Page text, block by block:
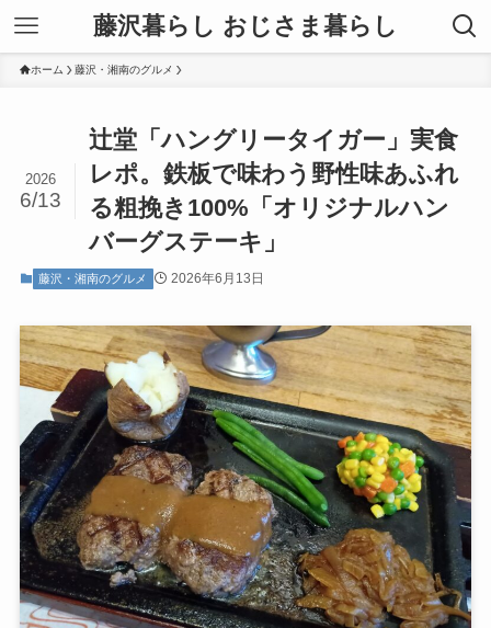
藤沢暮らし おじさま暮らし
ホーム 藤沢・湘南のグルメ
辻堂「ハングリータイガー」実食
レポ。鉄板で味わう野性味あふれ
る粗挽き100%「オリジナルハン
バーグステーキ」
2026
6/13
藤沢・湘南のグルメ 2026年6月13日